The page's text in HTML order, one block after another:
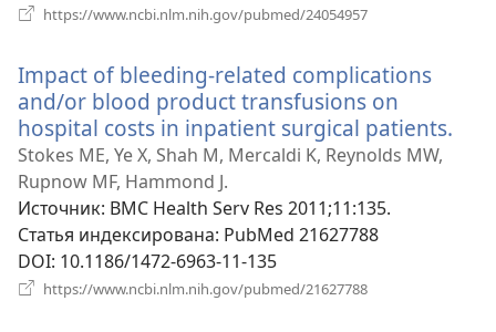
https://www.ncbi.nlm.nih.gov/pubmed/24054957
окне)
Impact of bleeding-related complications
and/or blood product transfusions on
hospital costs in inpatient surgical patients.
Stokes ME, Ye X, Shah M, Mercaldi K, Reynolds MW,
Rupnow MF, Hammond J.
Источник‎: BMC Health Serv Res 2011;11:135.
Статья индексирована‎: PubMed 21627788
DOI‎: 10.1186/1472-6963-11-135
https://www.ncbi.nlm.nih.gov/pubmed/21627788